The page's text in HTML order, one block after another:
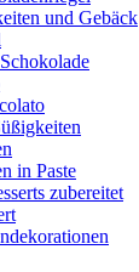
und Gebäck
in Paste
zubereitet